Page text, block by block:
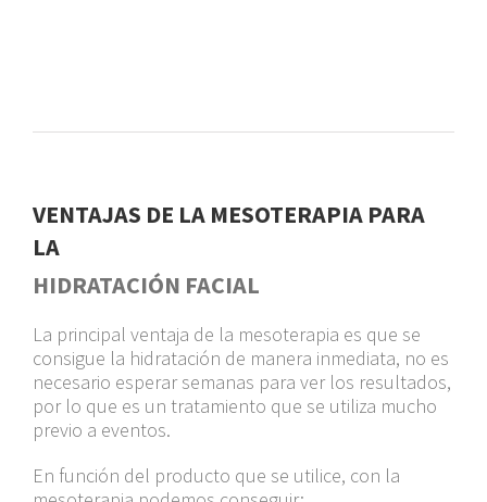
VENTAJAS DE LA MESOTERAPIA PARA
LA
HIDRATACIÓN FACIAL
La principal ventaja de la mesoterapia es que se
consigue la hidratación de manera inmediata, no es
necesario esperar semanas para ver los resultados,
por lo que es un tratamiento que se utiliza mucho
previo a eventos.
En función del producto que se utilice, con la